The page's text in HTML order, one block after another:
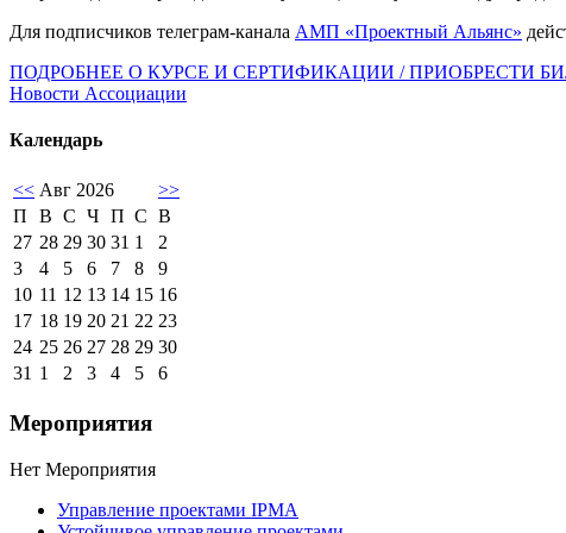
Для подписчиков телеграм-канала АМП «Проектный Альянс»
ПОДРОБНЕЕ О КУРСЕ И СЕРТИФИКАЦИИ / ПРИОБРЕСТИ
Новости Ассоциации
Календарь
<< Авг 2026
>>
П
В С Ч П С В
27 28 29 30 31 1
2
3
4 5 6 7 8
9
10 11 12 13 14 15 16
17 18 19 20 21 22 23
24 25 26 27 28 29 30
31 1 2 3 4 5 6
Мероприятия
Нет Мероприятия
Управление проектами IPMA